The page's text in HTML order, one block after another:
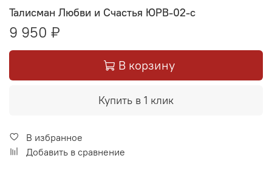
Талисман Любви и Счастья ЮРВ-02-с
9 950 ₽
В корзину
Купить в 1 клик
В избранное
Добавить в сравнение